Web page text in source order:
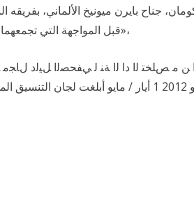
جناح بايرن ميونيخ الألماني،
قبل المواجهة التي تجمعهما اليوم الثلاثاء، على ملعب «أليانز أرينا»،